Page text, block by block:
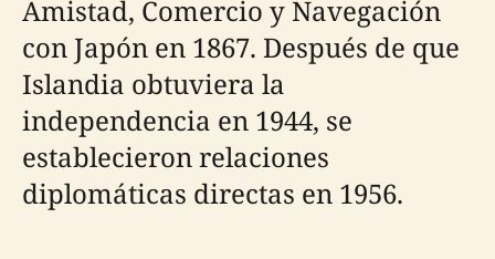
Amistad, Comercio y Navegación
con Japón en 1867. Después de que
Islandia obtuviera la
independencia en 1944, se
establecieron relaciones
diplomáticas directas en 1956.